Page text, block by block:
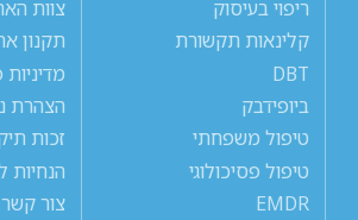
ריפוי בעיסוק
קלינאות תקשורת
DBT
ביופידבק
טיפול משפחתי
טיפול פסיכולוגי
EMDR
צוות
תקנון
הצהרת
זכות
צור קשר